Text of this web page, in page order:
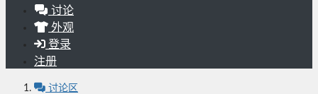
讨论
外观
登录
注册
讨论区